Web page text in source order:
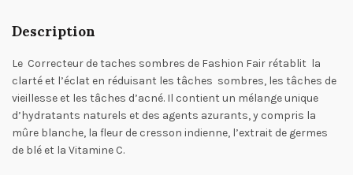
Description
Le Correcteur de taches sombres de Fashion Fair rétablit la
clarté et l’éclat en réduisant les tâches sombres, les tâches de
vieillesse et les tâches d’acné. Il contient un mélange unique
d’hydratants naturels et des agents azurants, y compris la
mûre blanche, la fleur de cresson indienne, l’extrait de germes
de blé et la Vitamine C.